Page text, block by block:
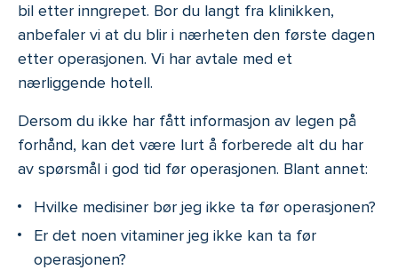
bil etter inngrepet. Bor du langt fra klinikken,
anbefaler vi at du blir i nærheten den første dagen
etter operasjonen. Vi har avtale med et
nærliggende hotell.
Dersom du ikke har fått informasjon av legen på
forhånd, kan det være lurt å forberede alt du har
av spørsmål i god tid før operasjonen. Blant annet:
Hvilke medisiner bør jeg ikke ta før operasjonen?
Er det noen vitaminer jeg ikke kan ta før
operasjonen?